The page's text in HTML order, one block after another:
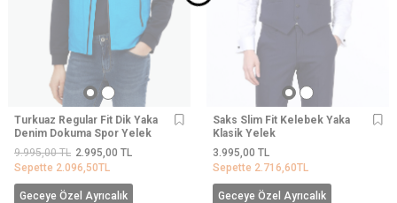
Turkuaz Regular Fit Dik Yaka
Denim Dokuma Spor Yelek
9.995,00TL 2.995,00 TL
Sepette 2.096,50TL
Geceye Özel Ayrıcalık
Saks Slim Fit Kelebek Yaka
Klasik Yelek
3.995,00 TL
Sepette 2.716,60TL
Geceye Özel Ayrıcalık